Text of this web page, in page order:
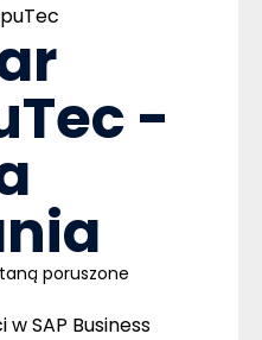
-
poruszone
wSAP Business